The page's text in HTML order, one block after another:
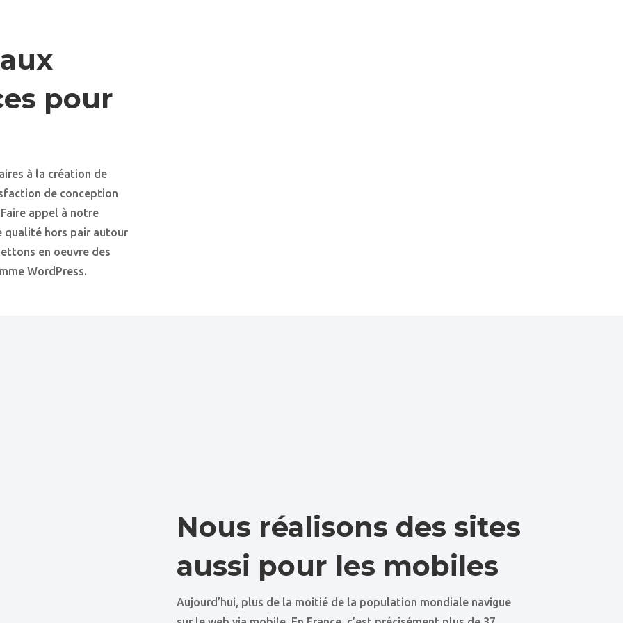
pour
à la création de
de conception
appel à notre
qualité hors pair autour
en oeuvre des
WordPress.
Nous réalisons des sites
aussi pour les mobiles
Aujourd’hui, plus de la moitié de la population mondiale navigue